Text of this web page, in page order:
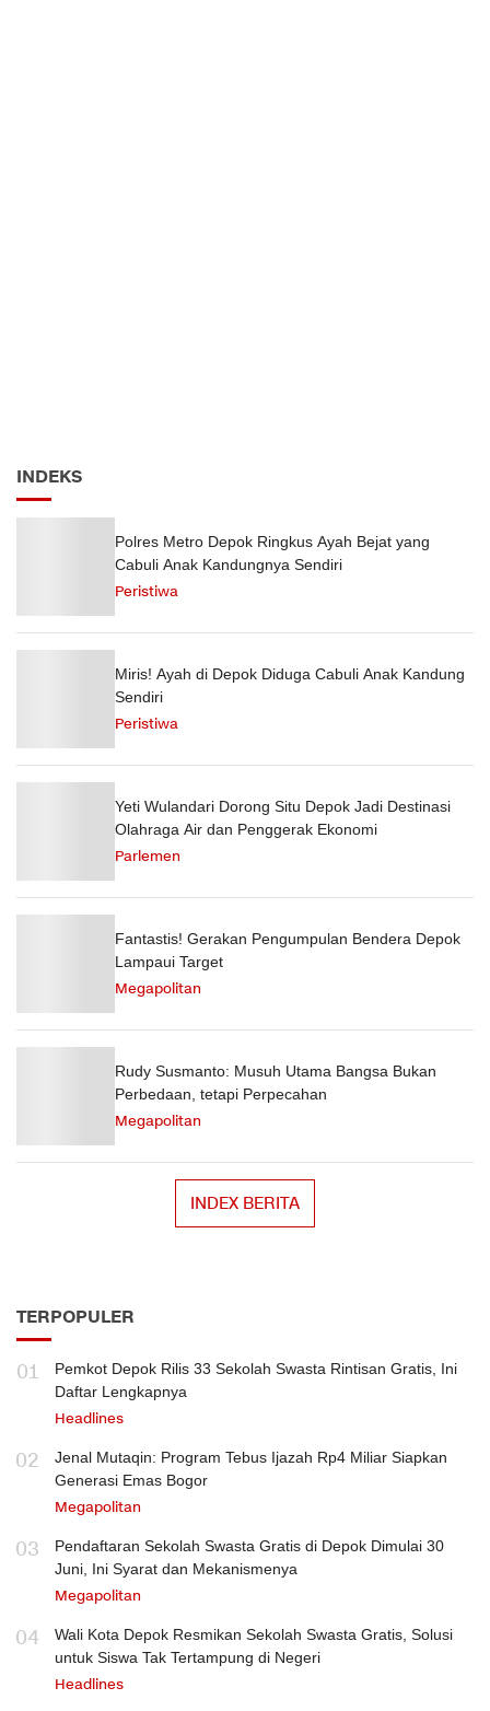
INDEKS
Polres Metro Depok Ringkus Ayah Bejat yang
Cabuli Anak Kandungnya Sendiri
Peristiwa
Miris! Ayah di Depok Diduga Cabuli Anak Kandung
Sendiri
Peristiwa
Yeti Wulandari Dorong Situ Depok Jadi Destinasi
Olahraga Air dan Penggerak Ekonomi
Parlemen
Fantastis! Gerakan Pengumpulan Bendera Depok
Lampaui Target
Megapolitan
Rudy Susmanto: Musuh Utama Bangsa Bukan
Perbedaan, tetapi Perpecahan
Megapolitan
INDEX BERITA
TERPOPULER
01
Pemkot Depok Rilis 33 Sekolah Swasta Rintisan Gratis, Ini
Daftar Lengkapnya
Headlines
02
Jenal Mutaqin: Program Tebus Ijazah Rp4 Miliar Siapkan
Generasi Emas Bogor
Megapolitan
03
Pendaftaran Sekolah Swasta Gratis di Depok Dimulai 30
Juni, Ini Syarat dan Mekanismenya
Megapolitan
04
Wali Kota Depok Resmikan Sekolah Swasta Gratis, Solusi
untuk Siswa Tak Tertampung di Negeri
Headlines